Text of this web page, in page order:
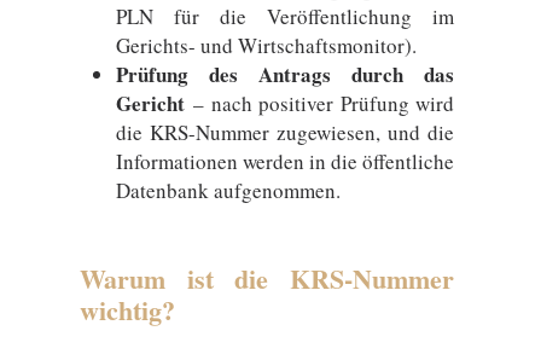
PLN für die Veröffentlichung im
Gerichts- und Wirtschaftsmonitor).
Prüfung des Antrags durch das
Gericht – nach positiver Prüfung wird
die KRS-Nummer zugewiesen, und die
Informationen werden in die öffentliche
Datenbank aufgenommen.
Warum ist die KRS-Nummer
wichtig?